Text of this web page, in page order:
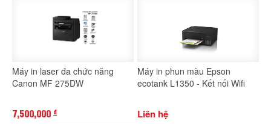
Máy in laser đa chức năng
Canon MF 275DW
7,500,000 đ
Máy in phun màu Epson
ecotank L1350 - Kết nối Wifi
Liên hệ